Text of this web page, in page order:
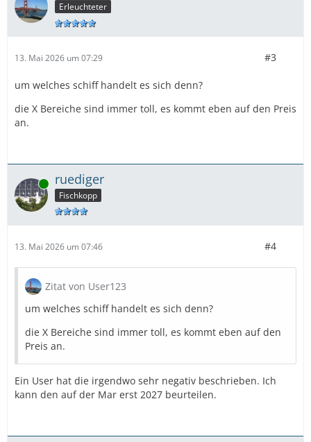
Erleuchteter
13. Mai 2026 um 07:29 #3
um welches schiff handelt es sich denn?
die X Bereiche sind immer toll, es kommt eben auf den Preis
an.
Online ruediger
Fischkopp
13. Mai 2026 um 07:46 #4
Zitat von User123
um welches schiff handelt es sich denn?
die X Bereiche sind immer toll, es kommt eben auf den
Preis an.
Ein User hat die irgendwo sehr negativ beschrieben. Ich
kann den auf der Mar erst 2027 beurteilen.